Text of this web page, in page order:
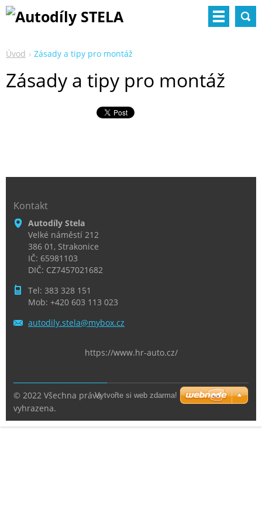
Úvod Zásady a tipy pro montáž
Zásady a tipy pro montáž
Kontakt
Autodíly Stela
Velké náměstí 212
386 01, Strakonice
IČ: 65981103
DIČ: CZ7457021682
Tel: 383 328 151
Mob: +420 603 113 023
autodily.stela@mybox.cz
https://www.hr-auto.cz/
© 2022 Všechna práva
vyhrazena.
Vytvořte si web zdarma!